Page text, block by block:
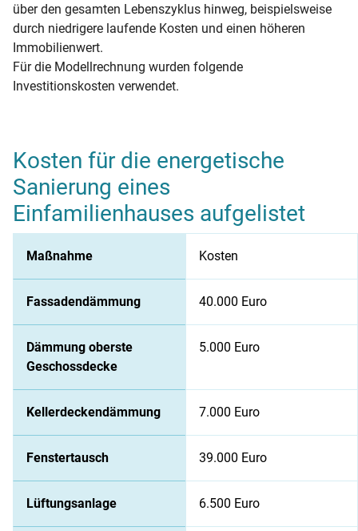
über den gesamten Lebenszyklus hinweg, beispielsweise
durch niedrigere laufende Kosten und einen höheren
Immobilienwert.
Für die Modellrechnung wurden folgende
Investitionskosten verwendet.
Kosten für die energetische
Sanierung eines
Einfamilienhauses aufgelistet
Maßnahme
Kosten
Fassadendämmung 40.000 Euro
Dämmung oberste
Geschossdecke
5.000 Euro
Kellerdeckendämmung 7.000 Euro
Fenstertausch 39.000 Euro
Lüftungsanlage 6.500 Euro